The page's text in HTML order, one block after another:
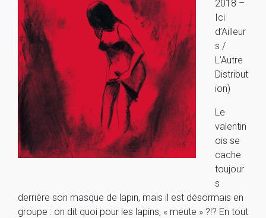
2018 –
Ici
d’Ailleur
s /
L’Autre
Distribut
ion)
Le
valentin
ois se
cache
toujour
s
derrière son masque de lapin, mais il est désormais en
groupe : on dit quoi pour les lapins, « meute » ?!? En tout